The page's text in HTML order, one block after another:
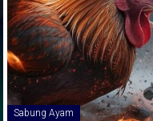
Sabung Ayam